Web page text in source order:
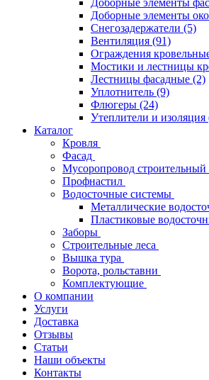
Доборные элементы
Доборные элементы
Снегозадержатели (5)
Вентиляция (91)
Ограждения
Мостики и лестницы
Лестницы фасадные (2)
Уплотнитель (9)
Флюгеры (24)
Утеплители и изоляция
Каталог
Кровля
Фасад
Мусоропровод строительный
Профнастил
Водосточные системы
Металлические
Пластиковые
Заборы
Строительные леса
Вышка тура
Ворота, рольставни
Комплектующие
О компании
Услуги
Доставка
Отзывы
Статьи
Наши объекты
Контакты